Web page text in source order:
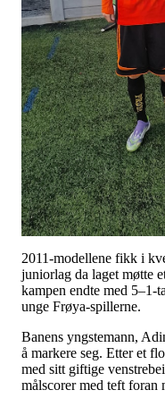
2011-modellene fikk i
juniorlag da laget møtte
kampen endte med 5–1-
unge Frøya-spillerne.
Banens yngstemann,
å markere seg. Etter et
med sitt giftige
målscorer med teft foran